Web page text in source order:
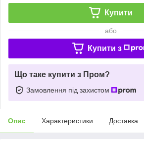
Купити
або
Купити з
Що таке купити з Пром?
Замовлення під захистом
Опис Характеристики Доставка